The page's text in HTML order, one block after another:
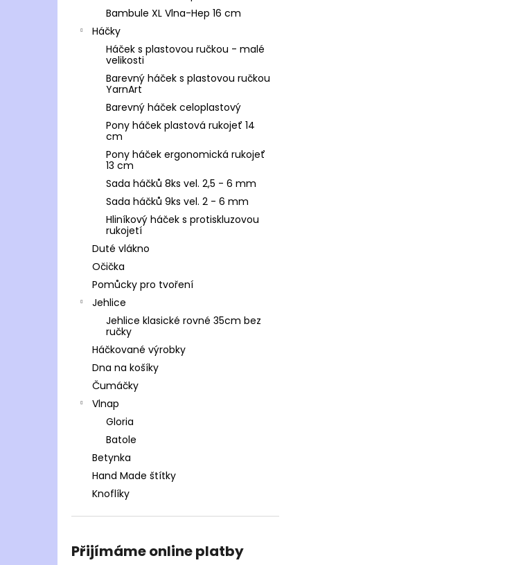
Bambule XL Vlna-Hep 16 cm
Háčky
Háček s plastovou ručkou - malé
velikosti
Barevný háček s plastovou ručkou
YarnArt
Barevný háček celoplastový
Pony háček plastová rukojeť 14
cm
Pony háček ergonomická rukojeť
13 cm
Sada háčků 8ks vel. 2,5 - 6 mm
Sada háčků 9ks vel. 2 - 6 mm
Hliníkový háček s protiskluzovou
rukojetí
Duté vlákno
Očička
Pomůcky pro tvoření
Jehlice
Jehlice klasické rovné 35cm bez
ručky
Háčkované výrobky
Dna na košíky
Čumáčky
Vlnap
Gloria
Batole
Betynka
Hand Made štítky
Knoflíky
Přijímáme online platby